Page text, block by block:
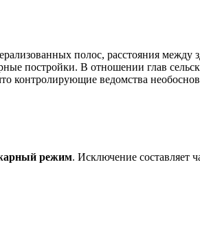
полос, расстояния между
постройки. В отношении глав
контролирующие ведомства
режим. Исключение составляет